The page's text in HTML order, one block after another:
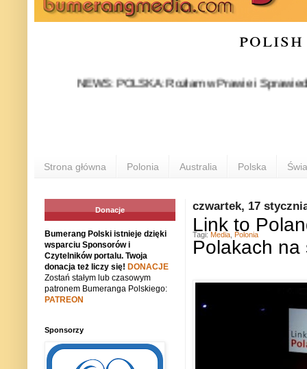
NEWS: POLSKA: Rozłam w Prawie i
Strona główna Polonia Australia Polska
czwartek, 17
Link to
Polakach na
Tagi: Media Polonia
Donacje
Bumerang Polski istnieje dzięki
wsparciu Sponsorów i
Czytelników portalu. Twoja
donacja też liczy się! DONACJE
Zostań stałym lub czasowym
patronem Bumeranga Polskiego:
PATREON
Sponsorzy